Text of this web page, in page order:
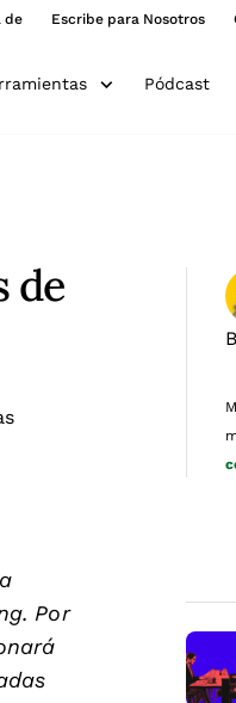
de Escribe para Nosotros
Pódcast
de
Por